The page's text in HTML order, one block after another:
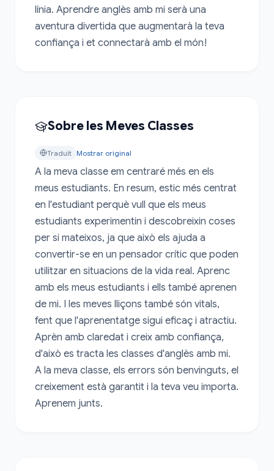
línia. Aprendre anglès amb mi serà una
aventura divertida que augmentarà la teva
confiança i et connectarà amb el món!
Sobre les Meves Classes
Traduït Mostrar original
A la meva classe em centraré més en els
meus estudiants. En resum, estic més centrat
en l'estudiant perquè vull que els meus
estudiants experimentin i descobreixin coses
per si mateixos, ja que això els ajuda a
convertir-se en un pensador crític que poden
utilitzar en situacions de la vida real. Aprenc
amb els meus estudiants i ells també aprenen
de mi. I les meves lliçons també són vitals,
fent que l'aprenentatge sigui eficaç i atractiu.
Aprèn amb claredat i creix amb confiança,
d'això es tracta les classes d'anglès amb mi.
A la meva classe, els errors són benvinguts, el
creixement està garantit i la teva veu importa.
Aprenem junts.